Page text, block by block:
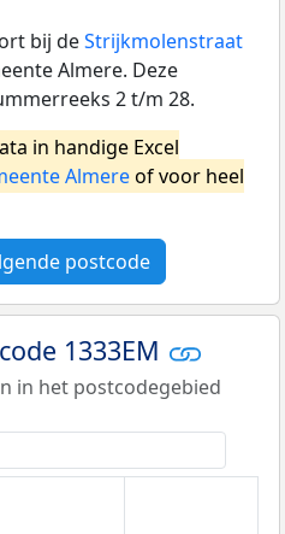
bij deStrijkmolenstraat
Almere. Deze
2 t/m 28.
in handige Excel
Almereof voor heel
postcode
1333EM
in het postcodegebied